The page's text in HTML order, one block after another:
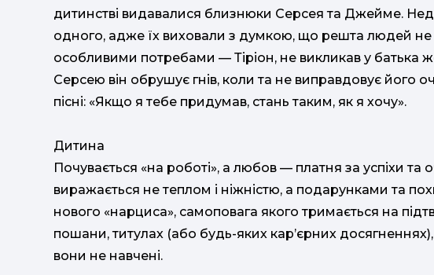
дитинстві видавалися близнюки Серсея та Джейме.
одного, адже їх виховали з думкою, що решта людей не
особливими потребами — Тіріон, не викликав у батька
Серсею він обрушує гнів, коли та не виправдовує його
пісні: «Якщо я тебе придумав, стань таким, як я хочу».
Дитина
Почувається «на роботі», а любов — платня за успіхи та
виражається не теплом і ніжністю, а подарунками та
нового «нарциса», самоповага якого тримається на
пошани, титулах (або будь-яких кар’єрних
вони не навчені.